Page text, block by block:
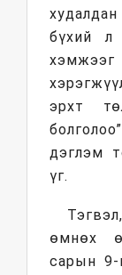
бүхий л
эрхт
дэглэм
үг.
өмнөх
сарын 9-